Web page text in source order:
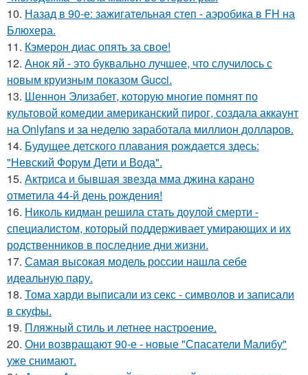
10. Назад в 90-е: зажигательная степ - аэробика в FH на
Блюхера.
11. Кэмерон диас опять за свое!
12. Анок яй - это буквально лучшее, что случилось с
новым круизным показом Gucci.
13. Шеннон Элизабет, которую многие помнят по
культовой комедии американский пирог, создала аккаунт
на Onlyfans и за неделю заработала миллион долларов.
14. Будущее детского плавания рождается здесь:
"Невский Форум Дети и Вода".
15. Актриса и бывшая звезда мма джина карано
отметила 44-й день рождения!
16. Николь кидман решила стать доулой смерти -
специалистом, который поддерживает умирающих и их
родственников в последние дни жизни.
17. Самая высокая модель россии нашла себе
идеальную пару.
18. Тома харди выписали из секс - символов и записали
в скуфы.
19. Пляжный стиль и летнее настроение.
20. Они возвращают 90-е - новые "Спасатели Малибу"
уже снимают.